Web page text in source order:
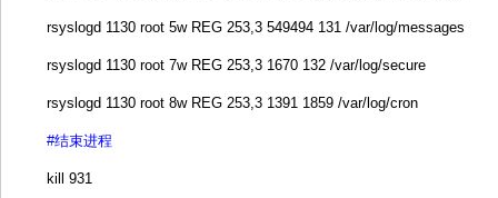
rsyslogd 1130 root 5w REG 253,3 549494 131 /var/log/messages
rsyslogd 1130 root 7w REG 253,3 1670 132 /var/log/secure
rsyslogd 1130 root 8w REG 253,3 1391 1859 /var/log/cron
#结束进程
kill 931